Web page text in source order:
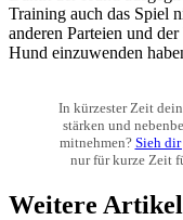
Training auch das Spiel
anderen Parteien und
Hund einzuwenden
In kürzester Zeit
stärken und
mitnehmen? Sieh dir
nur für kurze Zeit
Weitere Artikel